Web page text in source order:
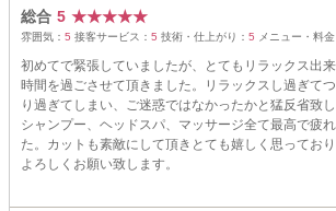
総合 5 ★★★★★
雰囲気： 5 接客サービス： 5 技術・仕上がり： 5 メニュー・料金
初めてで緊張していましたが、とてもリラックス出
時間を過ごさせて頂きました。リラックスし過ぎて
り過ぎてしまい、ご迷惑ではなかったかと猛反省致し
シャンプー、ヘッドスパ、マッサージ全て最高で疲
た。カットも素敵にして頂きとても嬉しく思ってお
よろしくお願い致します。